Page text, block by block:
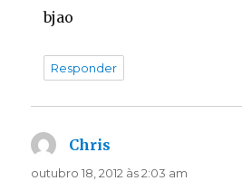
bjao
Responder
Chris
outubro 18, 2012 às 2:03 am